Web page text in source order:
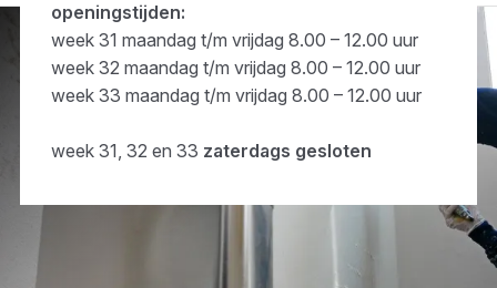
openingstijden:
week 31 maandag t/m vrijdag 8.00 – 12.00 uur
week 32 maandag t/m vrijdag 8.00 – 12.00 uur
week 33 maandag t/m vrijdag 8.00 – 12.00 uur
week 31, 32 en 33 zaterdags gesloten